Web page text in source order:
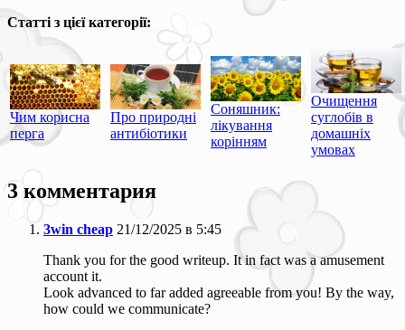
Статті з цієї категорії:
Чим корисна
перга
Про природні
антибіотики
Соняшник:
лікування
корінням
Очищення
суглобів в
домашніх
умовах
3 комментария
3win cheap 21/12/2025 в 5:45
Thank you for the good writeup. It in fact was a amusement
account it.
Look advanced to far added agreeable from you! By the way,
how could we communicate?